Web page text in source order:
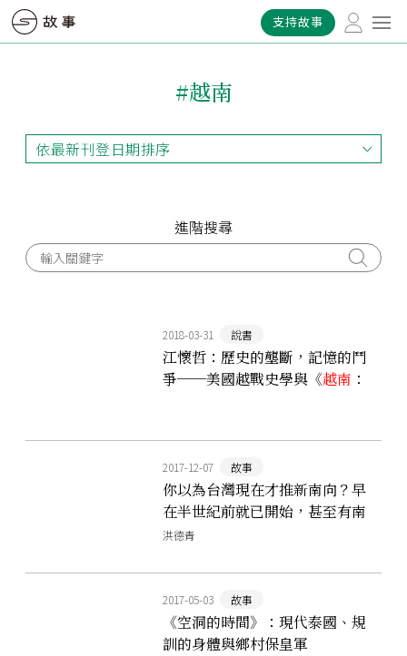
支持故事
#越南
依最新刊登日期排序
依最新刊登日期排序
進階搜尋
2018-03-31 說書
江懷哲：歷史的壟斷，記憶的鬥
爭──美國越戰史學與《越南 ：
2017-12-07 故事
你以為台灣現在才推新南向？早
在半世紀前就已開始，甚至有南
向主題曲！
洪德青
2017-05-03 故事
《空洞的時間》：現代泰國、規
訓的身體與鄉村保皇軍